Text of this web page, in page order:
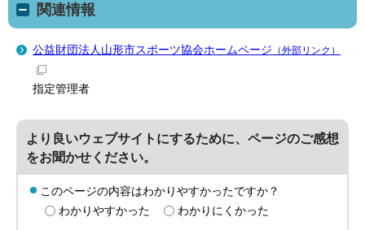
関連情報
公益財団法人山形市スポーツ協会ホームページ （外部リンク）
指定管理者
より良いウェブサイトにするために、ページのご感想
をお聞かせください。
このページの内容はわかりやすかったですか？
わかりやすかった
わかりにくかった